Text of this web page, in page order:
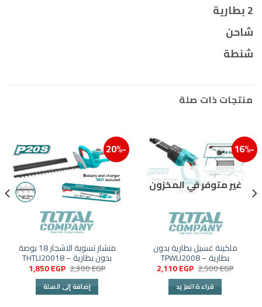
2 بطارية
شاحن
شنطة
منتجات ذات صلة
-16%
إضافة إلى قائمة الرغبات
غير متوفر في المخزون
ماكينة غسيل بطارية بدون
بطارية – TPWLI2008
2,500EGP السعر
الأصلي
هو:
2,500 EGP.
2,110EGP
قراءة المزيد
-20%
منشار تسوية الاشجار 18 بوصة
بدون بطارية – THTLI20018
2,300EGP السعر
الأصلي
هو:
2,300 EGP.
1,850EGP
إضافة إلى السلة